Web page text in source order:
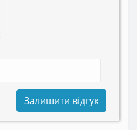
Залишити відгук